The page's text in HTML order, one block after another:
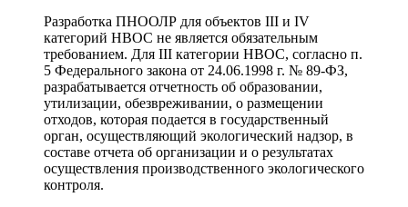
Разработка ПНООЛР для объектов III и IV
категорий НВОС не является обязательным
требованием. Для III категории НВОС, согласно п.
5 Федерального закона от 24.06.1998 г. № 89-ФЗ,
разрабатывается отчетность об образовании,
утилизации, обезвреживании, о размещении
отходов, которая подается в государственный
орган, осуществляющий экологический надзор, в
составе отчета об организации и о результатах
осуществления производственного экологического
контроля.